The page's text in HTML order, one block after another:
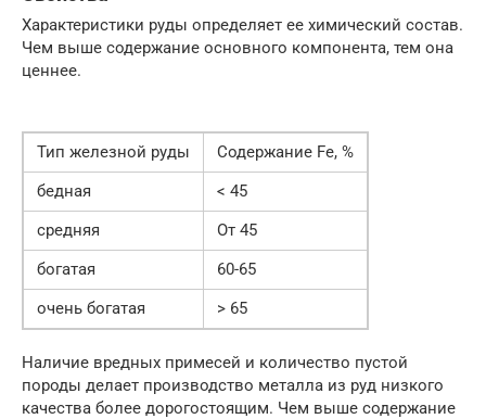
Характеристики руды определяет ее химический состав.
Чем выше содержание основного компонента, тем она
ценнее.
Тип железной руды
Содержание Fe, %
бедная
< 45
средняя
От 45
богатая
60-65
очень богатая
> 65
Наличие вредных примесей и количество пустой
породы делает производство металла из руд низкого
качества более дорогостоящим. Чем выше содержание